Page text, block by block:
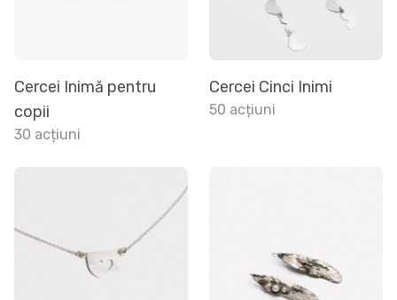
Cercei Inimă pentru
copii
30 acțiuni
Cercei Cinci Inimi
50 acțiuni